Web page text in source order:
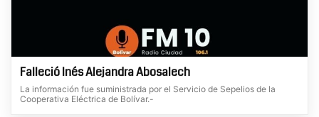
Falleció Inés Alejandra Abosalech
La información fue suministrada por el Servicio de Sepelios de la
Cooperativa Eléctrica de Bolívar.-